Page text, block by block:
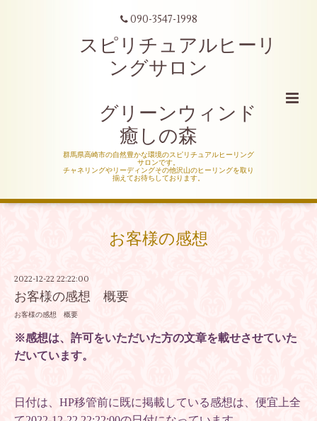
090-3547-1998
スピリチュアルヒーリ
ングサロン
グリーンウィンド
癒しの森
群馬県高崎市の自然豊かな環境のスピリチュアルヒーリング
サロンです。
チャネリングやリーディングその他沢山のヒーリングを取り
揃えてお待ちしております。
お客様の感想
2022-12-22 22:22:00
お客様の感想 概要
お客様の感想 概要
※感想は、許可をいただいた方の文章を載せさせていた
だいています。
日付は、HP移管前に既に掲載している感想は、便宜上全